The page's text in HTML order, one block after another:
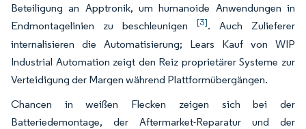
Beteiligung an Apptronik, um humanoide Anwendungen in
Endmontagelinien zu beschleunigen [3]. Auch Zulieferer
internalisieren die Automatisierung; Lears Kauf von WIP
Industrial Automation zeigt den Reiz proprietärer Systeme zur
Verteidigung der Margen während Plattformübergängen.
Chancen in weißen Flecken zeigen sich bei der
Batteriedemontage, der Aftermarket-Reparatur und der